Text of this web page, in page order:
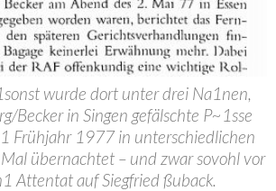
wurde dort unter drei Na1nen,
Becker in Singen gefälschte P~1sse
Frühjahr 1977 in unterschiedlichen
übernachtet – und zwar sovohl vor
Attentat auf Siegfried ßuback.